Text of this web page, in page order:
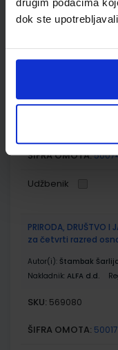
dok ste
Blagus Ljubić
7004-DOM
ŠIFRA OMOTA:
Udžbenik
PRIRODA,
za četvrti razred
Autor(i): Štambak
Nakladnik: ALFA d.d.
SKU: 569080
ŠIFRA OMOTA: